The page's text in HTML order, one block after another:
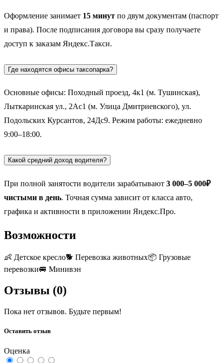
Оформление занимает 15 минут по двум документам (паспорт
и права). После подписания договора вы сразу получаете
доступ к заказам Яндекс.Такси.
Где находятся офисы таксопарка?
Основные офисы: Походный проезд, 4к1 (м. Тушинская),
Лыткаринская ул., 2Ас1 (м. Улица Дмитриевского), ул.
Подольских Курсантов, 24Дс9. Режим работы: ежедневно
9:00–18:00.
Какой средний доход водителя?
При полной занятости водители зарабатывают 3 000–5 000₽
чистыми в день. Точная сумма зависит от класса авто,
графика и активности в приложении Яндекс.Про.
Возможности
👶 Детское кресло🐕 Перевозка животных📦 Грузовые
перевозки🚐 Минивэн
Отзывы (0)
Пока нет отзывов. Будьте первым!
Оставить отзыв
Оценка